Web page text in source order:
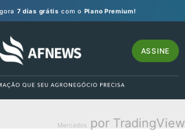
7 dias grátis com o Plano Premium!
ASSINE
Mercados por TradingView